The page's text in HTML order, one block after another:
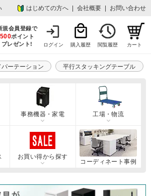
はじめての方へ 会社概要 お問い合わせ
規会員登録で
500ポイント
プレゼント!
ログイン 購入履歴 閲覧履歴 カート
ーテーション 平行スタッキングテーブル
事務機器・家電 工場・物流
お買い得から探す
コーディネート事例